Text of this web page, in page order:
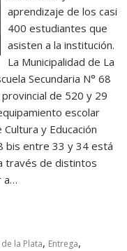
aprendizaje de los casi
400 estudiantes que
asisten a la institución.
La Municipalidad de La
Secundaria N° 68
de 520 y 29
escolar
y Educación
bis entre 33 y 34 está
través de distintos
a…
la Plata, Entrega,